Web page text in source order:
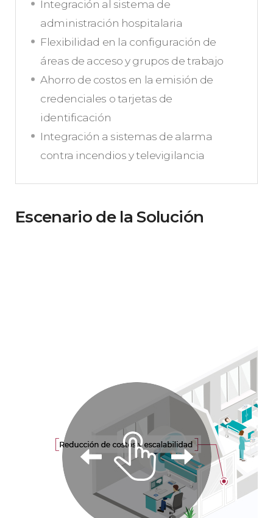
Integración al sistema de
administración hospitalaria
Flexibilidad en la configuración de
áreas de acceso y grupos de trabajo
Ahorro de costos en la emisión de
credenciales o tarjetas de
identificación
Integración a sistemas de alarma
contra incendios y televigilancia
Escenario de la Solución